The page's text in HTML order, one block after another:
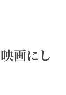
画にし